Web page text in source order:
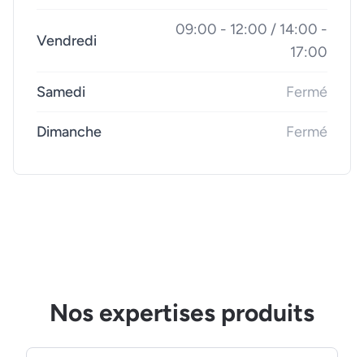
Vendredi
09:00 - 12:00 / 14:00 -
17:00
Samedi Fermé
Dimanche Fermé
Nos expertises produits